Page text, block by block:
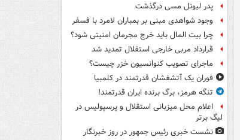
پدر لیونل مسی درگذشت
وجود شواهدی مبنی بر بمباران لامرد با فسفر
چرا بیت المال باید خرج مجرمان امنیتی شود؟
قرارداد مربی خارجی استقلال تمدید شد
ماجرای تصویب کنوانسیون خزر چیست؟
فوران یک آتشفشان قدرتمند در کلمبیا
تنگه هرمز، برگ برنده ایران قدرتمند!
اعلام محل میزبانی استقلال و پرسپولیس در
لیگ برتر
نشست خبری رئیس جمهور در روز خبرنگار